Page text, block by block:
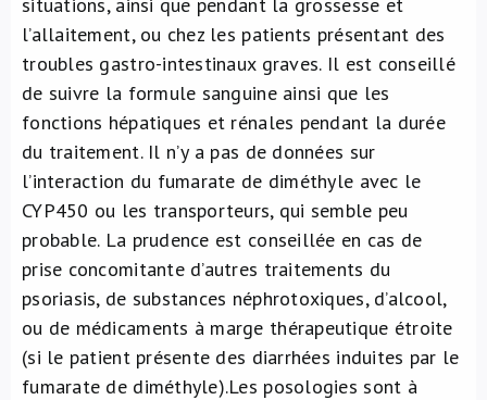
l’allaitement, ou chez les patients présentant des
troubles gastro-intestinaux graves. Il est conseillé
de suivre la formule sanguine ainsi que les
fonctions hépatiques et rénales pendant la durée
du traitement. Il n’y a pas de données sur
l’interaction du fumarate de diméthyle avec le
CYP450 ou les transporteurs, qui semble peu
probable. La prudence est conseillée en cas de
prise concomitante d’autres traitements du
psoriasis, de substances néphrotoxiques, d’alcool,
ou de médicaments à marge thérapeutique étroite
(si le patient présente des diarrhées induites par le
fumarate de diméthyle).Les posologies sont à